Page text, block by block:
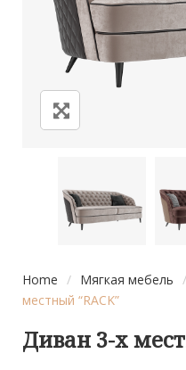
Home / Мягкая мебель /
местный “RACK”
Диван 3-х